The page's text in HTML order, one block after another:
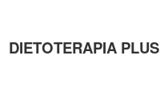
DIETOTERAPIA PLUS